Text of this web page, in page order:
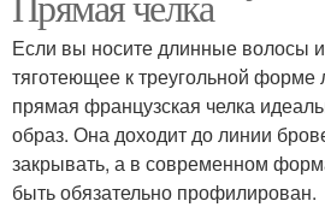
Если вы носите длинные волосы
тяготеющее к треугольной форме
прямая французская челка
образ. Она доходит до линии
закрывать, а в современном
быть обязательно профилирован.